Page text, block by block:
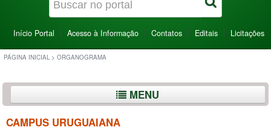
Início Portal Acesso à Informação Contatos Editais Licitações
PÁGINA INICIAL > ORGANOGRAMA
MENU
CAMPUS URUGUAIANA